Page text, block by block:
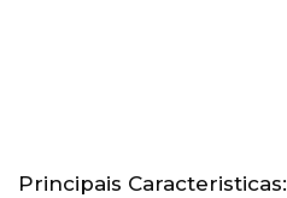
Principais Caracteristicas: